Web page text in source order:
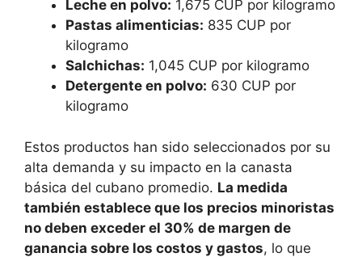
Leche en polvo: 1,675 CUP por kilogramo
Pastas alimenticias: 835 CUP por
kilogramo
Salchichas: 1,045 CUP por kilogramo
Detergente en polvo: 630 CUP por
kilogramo
Estos productos han sido seleccionados por su
alta demanda y su impacto en la canasta
básica del cubano promedio. La medida
también establece que los precios minoristas
no deben exceder el 30% de margen de
ganancia sobre los costos y gastos, lo que